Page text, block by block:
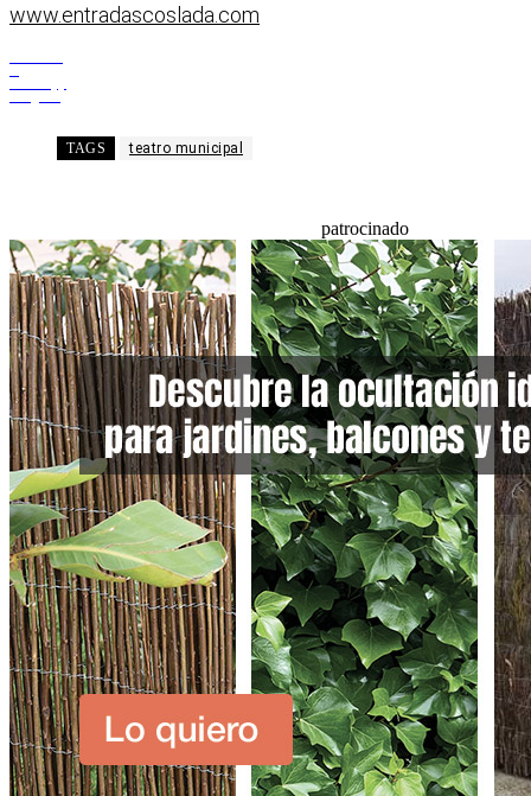
www.entradascoslada.com
TAGS teatro municipal
patrocinado